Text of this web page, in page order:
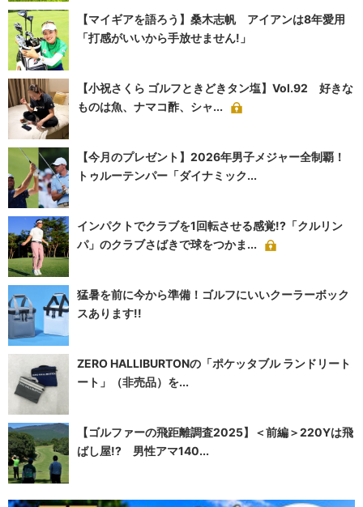
【マイギアを語ろう】桑木志帆 アイアンは8年愛用
「打感がいいから手放せません!」
【小祝さくら ゴルフときどきタン塩】Vol.92 好きな
ものは魚、ナマコ酢、シャ...
【今月のプレゼント】2026年男子メジャー全制覇！
トゥルーテンパー「ダイナミック...
インパクトでクラブを1回転させる感覚!?「クルリン
パ」のクラブさばきで球をつかま...
猛暑を前に今から準備！ゴルフにいいクーラーボック
スあります!!
ZERO HALLIBURTONの「ポケッタブル ランドリート
ート」（非売品）を...
【ゴルファーの飛距離調査2025】＜前編＞220Yは飛
ばし屋!? 男性アマ140...